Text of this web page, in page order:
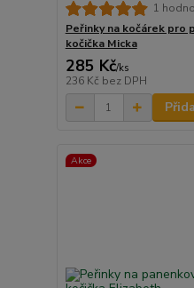
1
Peřinky na kočárek pro
kočička Micka
285 Kč/ks
236 Kč bez DPH
Akce